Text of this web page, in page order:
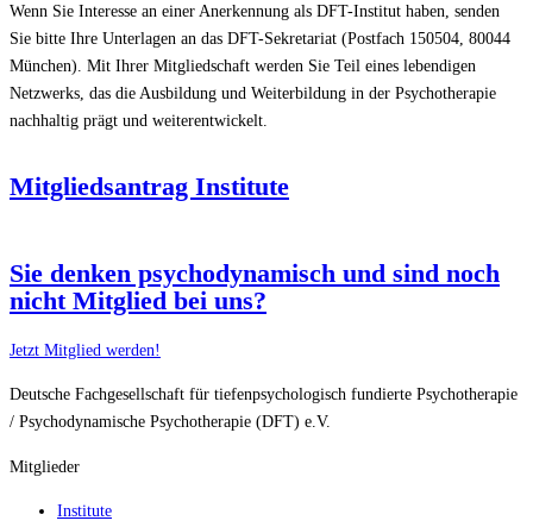
Wenn Sie Interesse an einer Anerkennung als DFT-Institut haben, senden
Sie bitte Ihre Unterlagen an das DFT-Sekretariat (Postfach 150504, 80044
München). Mit Ihrer Mitgliedschaft werden Sie Teil eines lebendigen
Netzwerks, das die Ausbildung und Weiterbildung in der Psychotherapie
nachhaltig prägt und weiterentwickelt.
Mitgliedsantrag Institute
Sie denken psychodynamisch und sind noch
nicht Mitglied bei uns?
Jetzt Mitglied werden!
Deutsche Fachgesellschaft für tiefenpsychologisch fundierte Psychotherapie
/ Psychodynamische Psychotherapie (DFT) e.V.
Mitglieder
Institute